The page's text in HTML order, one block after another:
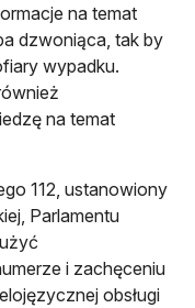
na temat
dzwoniąca, tak by
wypadku.
na temat
112, ustanowiony
Parlamentu
i zachęceniu
obsługi